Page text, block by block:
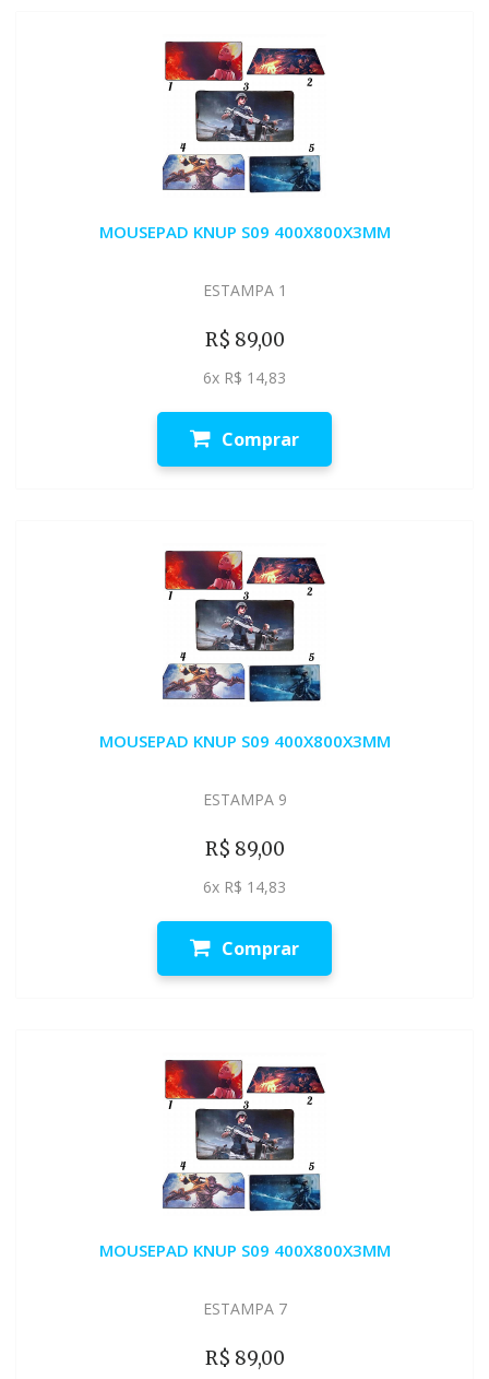
MOUSEPAD KNUP S09 400X800X3MM
ESTAMPA 1
R$ 89,00
6x R$ 14,83
Comprar
MOUSEPAD KNUP S09 400X800X3MM
ESTAMPA 9
R$ 89,00
6x R$ 14,83
Comprar
MOUSEPAD KNUP S09 400X800X3MM
ESTAMPA 7
R$ 89,00